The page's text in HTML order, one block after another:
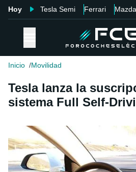
Hoy Tesla Semi Ferrari Mazda
Inicio Movilidad
Tesla lanza la
sistema Full Self-